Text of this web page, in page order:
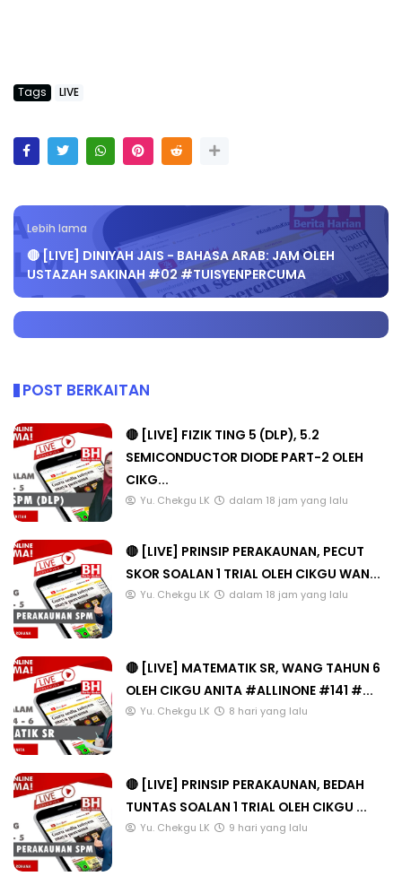
Tags LIVE
Lebih lama
🔴 [LIVE] DINIYAH JAIS - BAHASA ARAB: JAM OLEH
USTAZAH SAKINAH #02 #TUISYENPERCUMA
POST BERKAITAN
🔴 [LIVE] FIZIK TING 5 (DLP), 5.2
SEMICONDUCTOR DIODE PART-2 OLEH
CIKG...
Yu. Chekgu LK dalam 18 jam yang lalu
🔴 [LIVE] PRINSIP PERAKAUNAN, PECUT
SKOR SOALAN 1 TRIAL OLEH CIKGU WAN...
Yu. Chekgu LK dalam 18 jam yang lalu
🔴 [LIVE] MATEMATIK SR, WANG TAHUN 6
OLEH CIKGU ANITA #ALLINONE #141 #...
Yu. Chekgu LK 8 hari yang lalu
🔴 [LIVE] PRINSIP PERAKAUNAN, BEDAH
TUNTAS SOALAN 1 TRIAL OLEH CIKGU ...
Yu. Chekgu LK 9 hari yang lalu